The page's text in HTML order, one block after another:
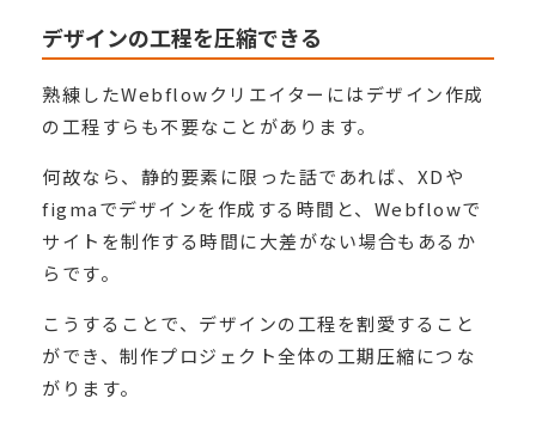
デザインの工程を圧縮できる
熟練したWebflowクリエイターにはデザイン作成
の工程すらも不要なことがあります。
何故なら、静的要素に限った話であれば、XDや
figmaでデザインを作成する時間と、Webflowで
サイトを制作する時間に大差がない場合もあるか
らです。
こうすることで、デザインの工程を割愛すること
ができ、制作プロジェクト全体の工期圧縮につな
がります。